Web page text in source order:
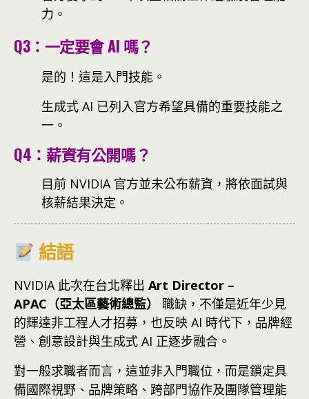
力。
Q3：一定要會 AI 嗎？
是的！這是入門技能。
生成式 AI 已列入官方希望具備的重要技能之
一。
Q4：薪資有公開嗎？
目前 NVIDIA 官方並未公布薪資，將依面試與
核薪結果決定。
結語
NVIDIA 此次在台北釋出 Art Director –
APAC（亞太區藝術總監）
職缺，不僅是近年少見
的輝達非工程人才招募，也反映 AI 時代下，品牌經
營、創意設計與生成式 AI 正逐步融合。
對一般求職者而言，這並非入門職位，而是鎖定具
備國際視野、品牌策略、跨部門協作及團隊管理能